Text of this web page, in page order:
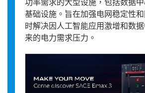
基础设施。旨在加强电网稳定性
时解决因人工智能应用激增和数
来的电力需求压力。